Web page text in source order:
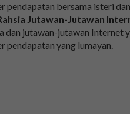
bersama isteri
Jutawan-Jutawan
dan jutawan-jutawan Internet
pendapatan yang lumayan.